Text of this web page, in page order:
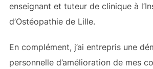
enseignant et tuteur de clinique à
d’Ostéopathie de Lille.
En complément, j’ai entrepris une
personnelle d’amélioration de mes